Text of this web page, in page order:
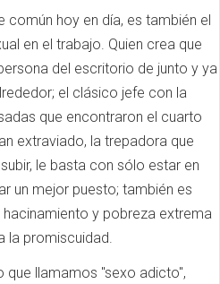
hoy en día, es también el
en el trabajo. Quien crea que
del escritorio de junto y ya
el clásico jefe con la
que encontraron el cuarto
extraviado, la trepadora que
le basta con sólo estar en
un mejor puesto; también es
y pobreza extrema
la promiscuidad.
que llamamos "sexo adicto",